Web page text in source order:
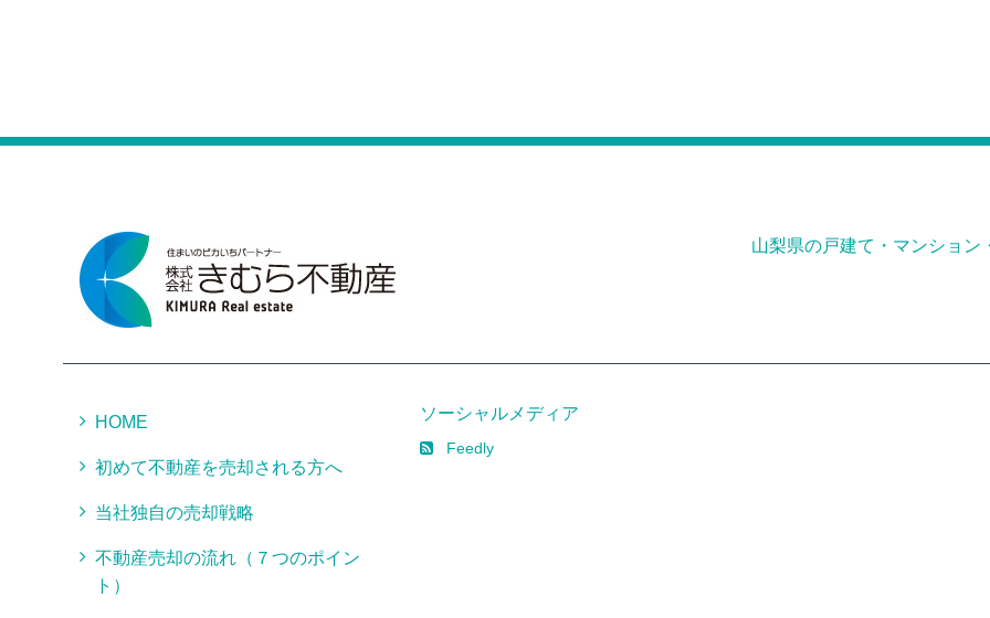
山梨県の戸建て・マンショ
HOME
初めて不動産を売却される方へ
当社独自の売却戦略
不動産売却の流れ（７つのポイン
ト）
ソーシャルメディア
Feedly